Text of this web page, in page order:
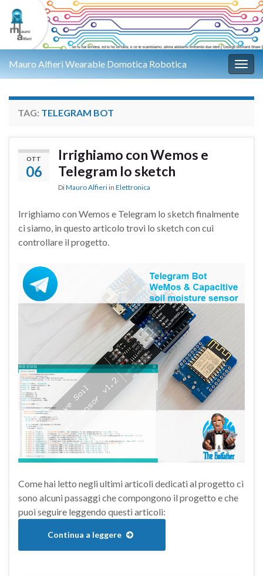
Mauro Alfieri Wearable Domotica Robotica
TAG: TELEGRAM BOT
OTT
06
Irrighiamo con Wemos e
Telegram lo sketch
DiMauro Alfieri in Elettronica
Irrighiamo con Wemos e Telegram lo sketch finalmente
ci siamo, in questo articolo trovi lo sketch con cui
controllare il progetto.
Come hai letto negli ultimi articoli dedicati al progetto ci
sono alcuni passaggi che compongono il progetto e che
puoi seguire leggendo questi articoli:
Continua a leggere